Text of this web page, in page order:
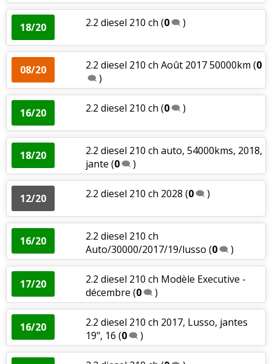
18/20 2.2 diesel 210 ch (0 )
08/20 2.2 diesel 210 ch Août 2017 50000km (0
)
16/20 2.2 diesel 210 ch (0 )
18/20
2.2 diesel 210 ch auto, 54000kms, 2018,
jante (0 )
12/20 2.2 diesel 210 ch 2028 (0 )
16/20
2.2 diesel 210 ch
Auto/30000/2017/19/lusso (0 )
17/20
2.2 diesel 210 ch Modèle Executive -
décembre (0 )
16/20
2.2 diesel 210 ch 2017, Lusso, jantes
19", 16 (0 )